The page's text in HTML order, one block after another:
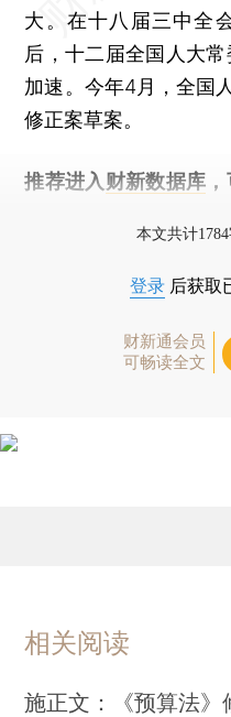
大。在十八届三中全
后，十二届全国人大
加速。今年4月，全国
修正案草案。
推荐进入 财新数据库
本文共计
登录 后获取
财新通会员
可畅读全文
相关阅读
施正文：《预算法》